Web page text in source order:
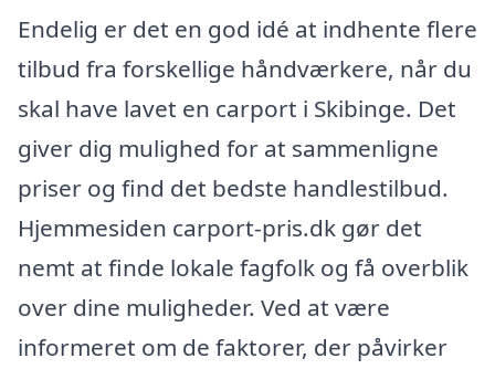
Endelig er det en god idé at indhente flere
tilbud fra forskellige håndværkere, når du
skal have lavet en carport i Skibinge. Det
giver dig mulighed for at sammenligne
priser og find det bedste handlestilbud.
Hjemmesiden carport-pris.dk gør det
nemt at finde lokale fagfolk og få overblik
over dine muligheder. Ved at være
informeret om de faktorer, der påvirker